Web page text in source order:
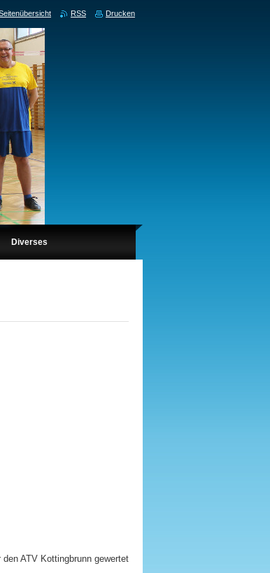
Diverses
ATV Kottingbrunn gewertet
RSS Drucken